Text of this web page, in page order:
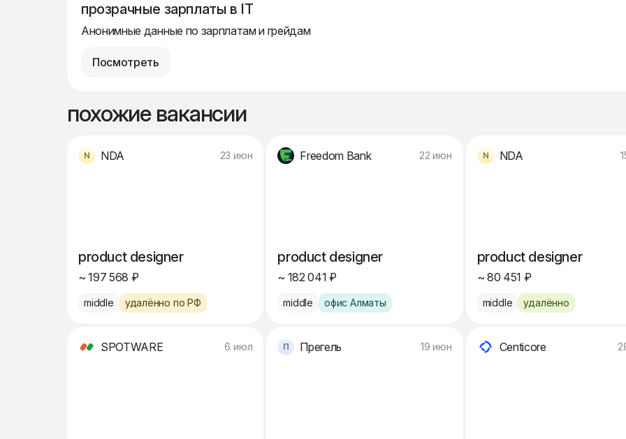
прозрачные зарплаты в IT
Анонимные данные по зарплатам и грейдам
Посмотреть
похожие вакансии
NDA 23 июн
product designer
~ 197 568 ₽
middle удалённо по РФ
Freedom Bank 22 июн
product designer
~ 182 041 ₽
middle офис Алматы
NDA
product designer
~ 80 451 ₽
middle удалённо
SPOTWARE 6 июл Прегель 19 июн Centicore